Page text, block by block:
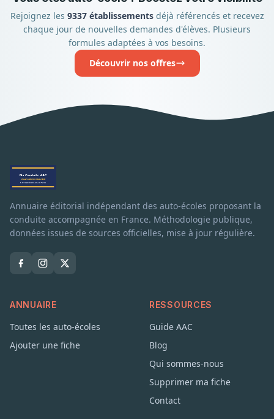
Rejoignez les 9337 établissementsdéjà référencés et recevez
chaque jour de nouvelles demandes d'élèves. Plusieurs
formules adaptées à vos besoins.
Découvrir nos offres
Annuaire éditorial indépendant des auto-écoles proposant la
conduite accompagnée en France. Méthodologie publique,
données issues de sources officielles, mise à jour régulière.
ANNUAIRE
Toutes les auto-écoles
Ajouter une fiche
RESSOURCES
Guide AAC
Blog
Qui sommes-nous
Supprimer ma fiche
Contact